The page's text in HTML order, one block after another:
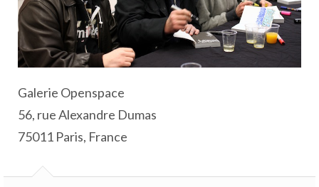
Galerie Openspace
56, rue Alexandre Dumas
75011 Paris, France